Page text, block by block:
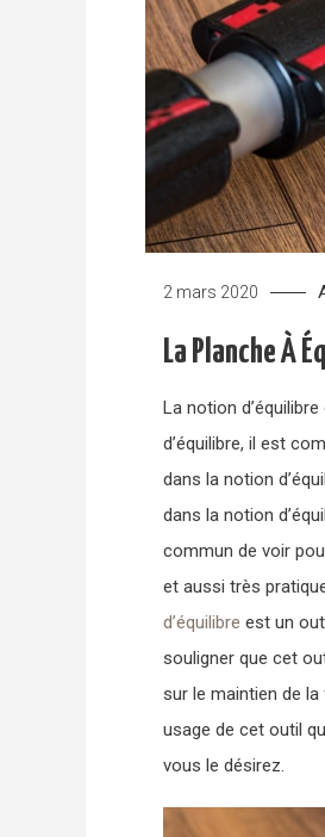
2 mars 2020
La Planche À
La notion
d’équilibre, il est
dans la notion
dans la notion
commun de voir
et aussi très
d’équilibre est un
souligner que cet
sur le maintien de
usage de cet outil
vous le désirez.